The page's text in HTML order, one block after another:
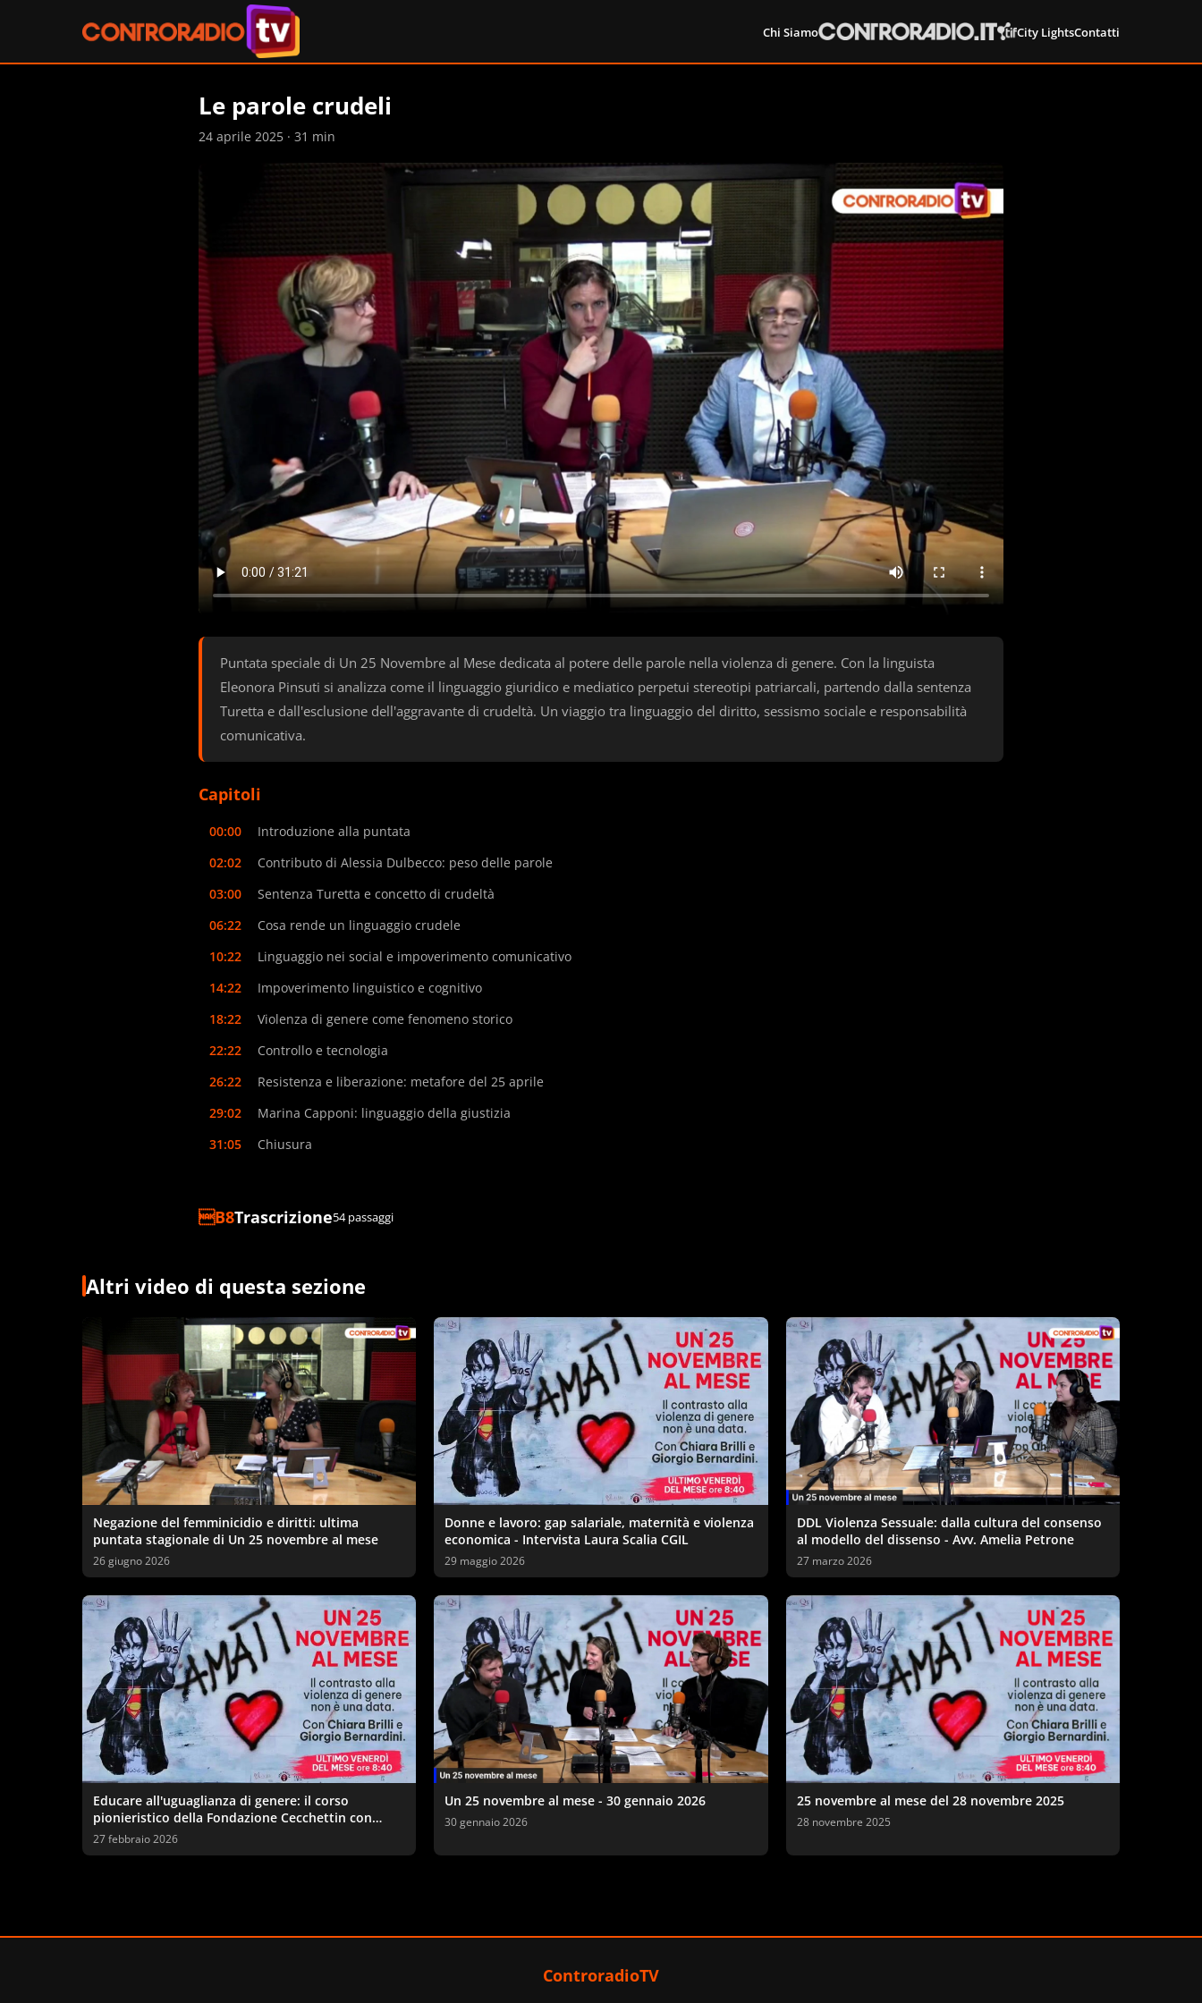
Chi Siamo City LightsContatti
Le parole crudeli
24 aprile 2025 · 31 min
Puntata speciale di Un 25 Novembre al Mese dedicata al potere delle parole nella violenza di genere. Con la linguista
Eleonora Pinsuti si analizza come il linguaggio giuridico e mediatico perpetui stereotipi patriarcali, partendo dalla sentenza
Turetta e dall'esclusione dell'aggravante di crudeltà. Un viaggio tra linguaggio del diritto, sessismo sociale e responsabilità
comunicativa.
Capitoli
00:00
Introduzione alla puntata
02:02
Contributo di Alessia Dulbecco: peso delle parole
03:00
Sentenza Turetta e concetto di crudeltà
06:22
Cosa rende un linguaggio crudele
10:22
Linguaggio nei social e impoverimento comunicativo
14:22
Impoverimento linguistico e cognitivo
18:22
Violenza di genere come fenomeno storico
22:22
Controllo e tecnologia
26:22
Resistenza e liberazione: metafore del 25 aprile
29:02
Marina Capponi: linguaggio della giustizia
31:05
Chiusura
Trascrizione54 passaggi
Altri video di questa sezione
Negazione del femminicidio e diritti: ultima
puntata stagionale di Un 25 novembre al mese
26 giugno 2026
Donne e lavoro: gap salariale, maternità e violenza
economica - Intervista Laura Scalia CGIL
29 maggio 2026
DDL Violenza Sessuale: dalla cultura del consenso
al modello del dissenso - Avv. Amelia Petrone
27 marzo 2026
Educare all'uguaglianza di genere: il corso
pionieristico della Fondazione Cecchettin con
l'Università di Firenze
27 febbraio 2026
Un 25 novembre al mese - 30 gennaio 2026
30 gennaio 2026
25 novembre al mese del 28 novembre 2025
28 novembre 2025
ControradioTV